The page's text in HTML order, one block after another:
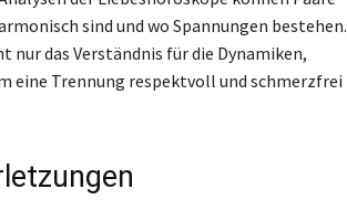
sind und wo Spannungen bestehen.
das Verständnis für die Dynamiken,
eine Trennung respektvoll und schmerzfrei